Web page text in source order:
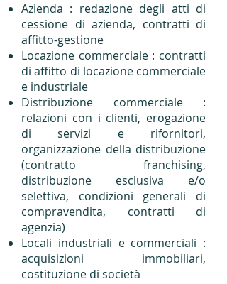
Azienda : redazione degli atti di
cessione di azienda, contratti di
affitto-gestione
Locazione commerciale : contratti
di affitto di locazione commerciale
e industriale
Distribuzione commerciale :
relazioni con i clienti, erogazione
di servizi e rifornitori,
organizzazione della distribuzione
(contratto franchising,
distribuzione esclusiva e/o
selettiva, condizioni generali di
compravendita, contratti di
agenzia)
Locali industriali e commerciali :
acquisizioni immobiliari,
costituzione di società